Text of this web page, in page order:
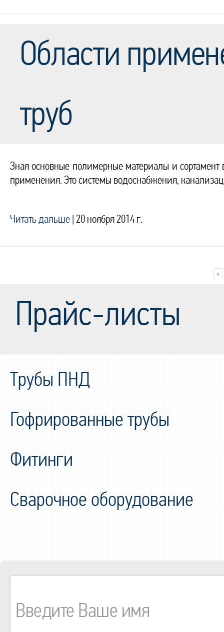
Области
труб
Зная основные полимерные материалы и сортамент
применения. Это системы водоснабжения,
Читать дальше | 20 ноября 2014 г.
«
Прайс-листы
Трубы ПНД
Гофрированные трубы
Фитинги
Сварочное оборудование